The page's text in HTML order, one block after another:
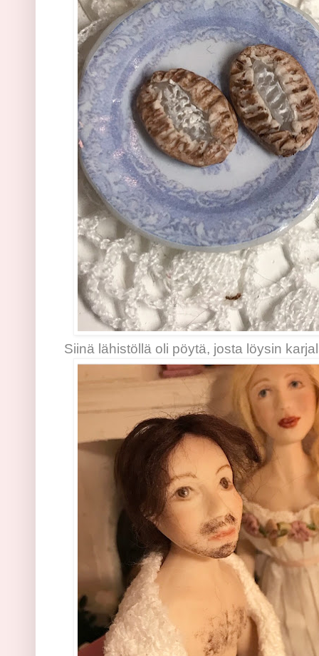
Siinä lähistöllä oli pöytä, josta löysin